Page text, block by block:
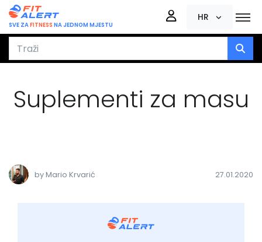
SVE ZAFITNESS NA JEDNOM MJESTU
HR
Suplementi za masu
by Mario Krvarić 27.01.2020